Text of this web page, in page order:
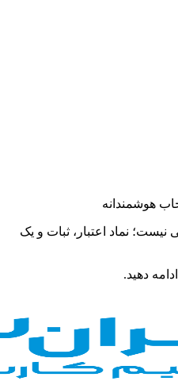
هوشمندانه
نیست؛ نماد اعتبار، ثبات و یک